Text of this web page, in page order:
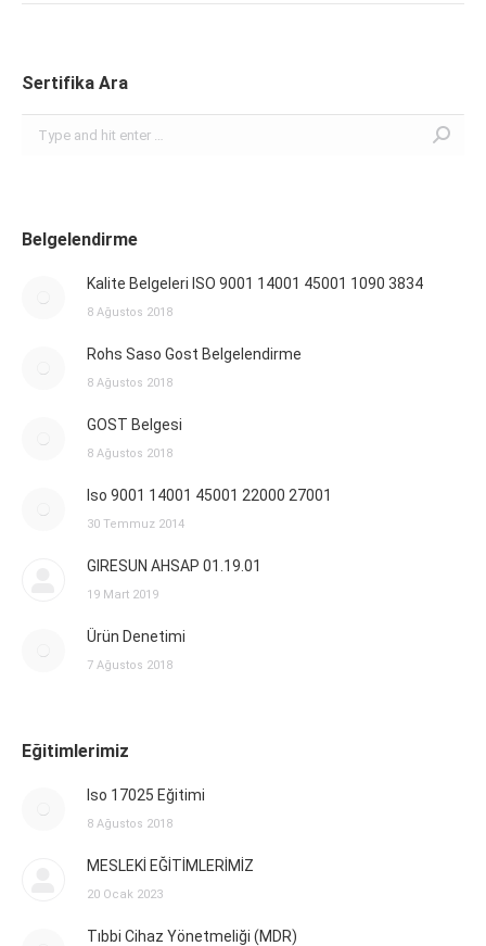
Sertifika Ara
Search:
Belgelendirme
Kalite Belgeleri ISO 9001 14001 45001 1090 3834
8 Ağustos 2018
Rohs Saso Gost Belgelendirme
8 Ağustos 2018
GOST Belgesi
8 Ağustos 2018
Iso 9001 14001 45001 22000 27001
30 Temmuz 2014
GIRESUN AHSAP 01.19.01
19 Mart 2019
Ürün Denetimi
7 Ağustos 2018
Eğitimlerimiz
Iso 17025 Eğitimi
8 Ağustos 2018
MESLEKİ EĞİTİMLERİMİZ
20 Ocak 2023
Tıbbi Cihaz Yönetmeliği (MDR)